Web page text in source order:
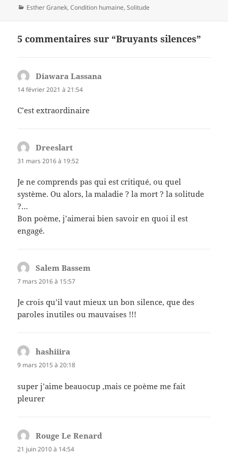
Catégories
Esther Granek,Condition humaine,Solitude
5 commentaires sur “Bruyants silences”
Diawara Lassana
14 février 2021 à 21:54
C’est extraordinaire
Dreeslart
31 mars 2016 à 19:52
Je ne comprends pas qui est critiqué, ou quel
système. Ou alors, la maladie ? la mort ? la solitude
?…
Bon poème, j’aimerai bien savoir en quoi il est
engagé.
Salem Bassem
7 mars 2016 à 15:57
Je crois qu’il vaut mieux un bon silence, que des
paroles inutiles ou mauvaises !!!
hashiiira
9 mars 2015 à 20:18
super j’aime beauocup ,mais ce poème me fait
pleurer
Rouge Le Renard
21 juin 2010 à 14:54